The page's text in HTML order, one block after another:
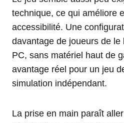
technique, ce qui améliore
accessibilité. Une
davantage de joueurs de
PC, sans matériel haut de
avantage réel pour un jeu
simulation indépendant.
La prise en main paraît